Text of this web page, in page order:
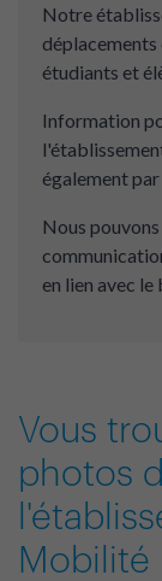
Notre
étudiants et
Information
également
Nous
en lien avec
Vous
photos
Mobilité